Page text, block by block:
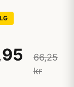
66,25
kr